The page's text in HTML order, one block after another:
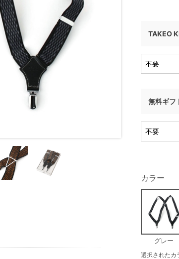
TAKEO
無料ギフ
カラー
グレー
選択されたカ